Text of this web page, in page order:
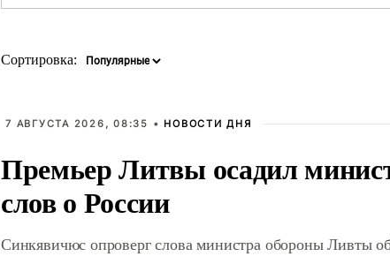
Сортировка:
7 АВГУСТА 2026, 08:35 • НОВОСТИ ДНЯ
Премьер Литвы осадил
слов о России
Синкявичюс опроверг слова министра обороны Ливты